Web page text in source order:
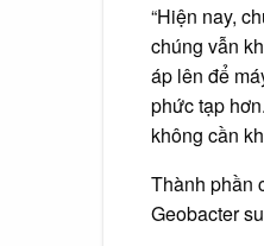
“Hiện nay,
chúng vẫn
áp lên để
phức tạp
không cần
Thành phần
Geobacter